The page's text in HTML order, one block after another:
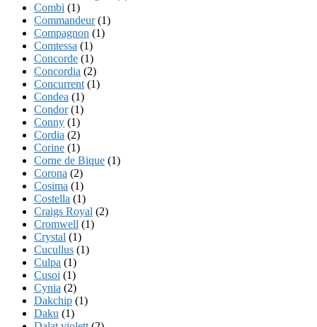
Combi (1)
Commandeur(1)
Compagnon (1)
Comtessa (1)
Concorde (1)
Concordia (2)
Concurrent (1)
Condea (1)
Condor(1)
Conny (1)
Cordia (2)
Corine (1)
Corne de Bique (1)
Corona (2)
Cosima (1)
Costella (1)
Craigs Royal (2)
Cromwell (1)
Crystal (1)
Cucullus (1)
Culpa (1)
Cusoi (1)
Cynia (2)
Dakchip (1)
Daku (1)